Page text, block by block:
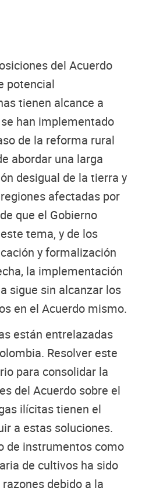
del Acuerdo
potencial
tienen alcance a
han implementado
de la reforma rural
abordar una larga
desigual de la tierra y
afectadas por
que el Gobierno
tema, y de los
y formalización
la implementación
sigue sin alcanzar los
en el Acuerdo mismo.
están entrelazadas
Resolver este
para consolidar la
del Acuerdo sobre el
ilícitas tienen el
a estas soluciones.
de instrumentos como
de cultivos ha sido
debido a la